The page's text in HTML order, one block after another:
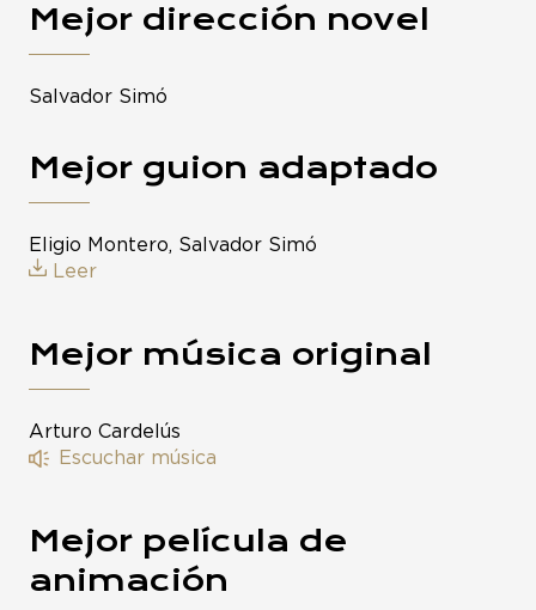
Mejor dirección novel
Salvador Simó
Mejor guion adaptado
Eligio Montero, Salvador Simó
Leer
Mejor música original
Arturo Cardelús
Escuchar música
Mejor película de
animación